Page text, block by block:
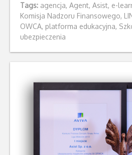
Tags: agencja, Agent, Asist, e-
Komisja Nadzoru Finansowego,
OWCA, platforma edukacyjna,
ubezpieczenia